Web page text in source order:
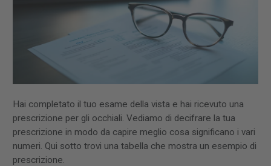
Hai completato il tuo esame della vista e hai ricevuto una
prescrizione per gli occhiali. Vediamo di decifrare la tua
prescrizione in modo da capire meglio cosa significano i vari
numeri. Qui sotto trovi una tabella che mostra un esempio di
prescrizione.